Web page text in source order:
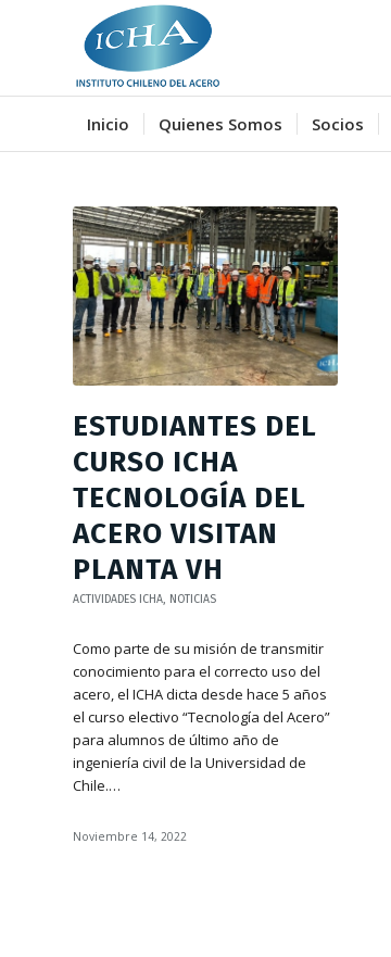
Inicio Quienes Somos Socios
ESTUDIANTES DEL
CURSO ICHA
TECNOLOGÍA DEL
ACERO VISITAN
PLANTA VH
ACTIVIDADES ICHA, NOTICIAS
Como parte de su misión de transmitir
conocimiento para el correcto uso del
acero, el ICHA dicta desde hace 5 años
el curso electivo “Tecnología del Acero”
para alumnos de último año de
ingeniería civil de la Universidad de
Chile.…
Noviembre 14, 2022